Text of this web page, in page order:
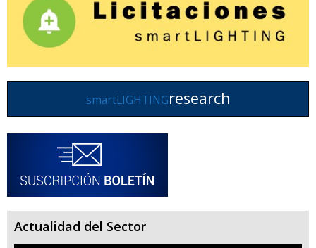
smartLIGHTINGresearch
Actualidad del Sector